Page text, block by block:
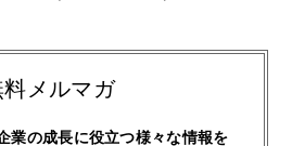
料メルマガ
業の成長に役立つ様々な情報を